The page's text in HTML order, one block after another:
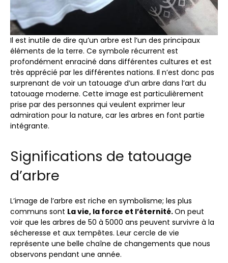
Il est inutile de dire qu’un arbre est l’un des principaux
éléments de la terre. Ce symbole récurrent est
profondément enraciné dans différentes cultures et est
très apprécié par les différentes nations. Il n’est donc pas
surprenant de voir un tatouage d’un arbre dans l’art du
tatouage moderne. Cette image est particulièrement
prise par des personnes qui veulent exprimer leur
admiration pour la nature, car les arbres en font partie
intégrante.
Significations de tatouage
d’arbre
L’image de l’arbre est riche en symbolisme; les plus
communs sont La vie, la force et l’éternité.On peut
voir que les arbres de 50 à 5000 ans peuvent survivre à la
sécheresse et aux tempêtes. Leur cercle de vie
représente une belle chaîne de changements que nous
observons pendant une année.